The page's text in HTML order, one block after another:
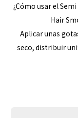
¿Cómo usar el
Hair
Aplicar unas
seco, distribuir